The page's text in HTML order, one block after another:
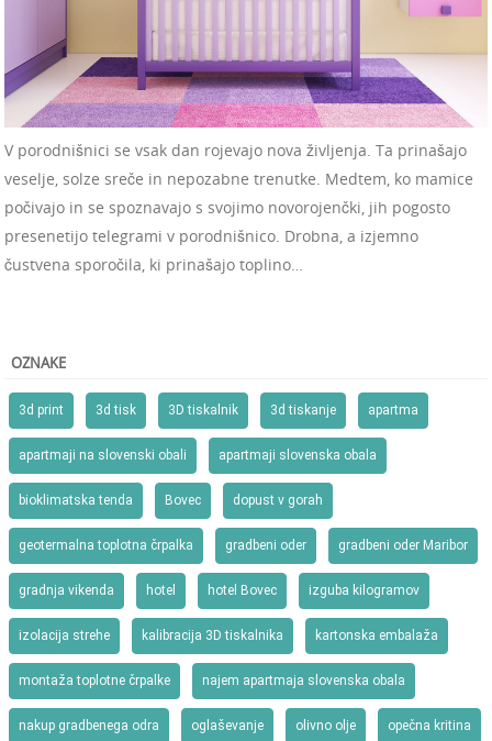
V porodnišnici se vsak dan rojevajo nova življenja. Ta prinašajo
veselje, solze sreče in nepozabne trenutke. Medtem, ko mamice
počivajo in se spoznavajo s svojimo novorojenčki, jih pogosto
presenetijo telegrami v porodnišnico. Drobna, a izjemno
čustvena sporočila, ki prinašajo toplino…
OZNAKE
3d print 3d tisk 3D tiskalnik 3d tiskanje apartma
apartmaji na slovenski obali apartmaji slovenska obala
bioklimatska tenda Bovec dopust v gorah
geotermalna toplotna črpalka gradbeni oder gradbeni oder Maribor
gradnja vikenda hotel hotel Bovec izguba kilogramov
izolacija strehe kalibracija 3D tiskalnika kartonska embalaža
montaža toplotne črpalke najem apartmaja slovenska obala
nakup gradbenega odra oglaševanje olivno olje opečna kritina